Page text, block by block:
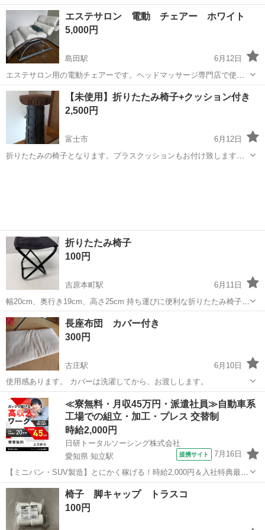
静岡 裾野市 裾野駅 椅子 折りたたみ
エステサロン 電動 チェアー ホワイト
5,000円
島田駅
6月12日
エステサロン用の電動チェアーです。ヘッドマッサージ専門店で使用
していましたが、廃業したためお譲りいたします。特に目立った傷や
汚れ等はありません。 引き取りに来ていただける方、同業者の方を優
先的にお譲りさせていただきます。
静岡 島田市 島田駅 椅子 電動
【未使用】折りたたみ椅子+クッション付き
2,500円
富士市
6月12日
折りたたみの椅子となります。プラスクッションもお付け致します。
折りたたみ椅子
100円
吉原本町駅
6月11日
幅20cm、奥行き19cm、高さ25cm 持ち運びに便利な折りたたみ椅子で
す。 一部サビや汚れがあります。画像をご確認ください。
静岡 富士市 吉原本町駅 椅子
長座布団 カバー付き
300円
古庄駅
6月10日
使用感あります。 カバーは洗濯してから、お渡しします。
静岡 静岡市 古庄駅 椅子
≪寮無料・月収45万円・派遣社員≫自動車系
工場での組立・加工・プレス 交替制
時給2,000円
日研トータルソーシング株式会社
愛知県 知立駅
提携サイト 7月16日
【ミニバン・SUV製造】とにかく稼げる！時給2,000円＆入社特典最大
20万円支給！／寮費無料＆生活備品付き／土日休み／未経験OK＆研修
あり◎ ミニバン・SUV製造 トヨタ車体各工場でのミニバン・SUV新
車製造に関わる諸作...
愛知 刈谷市 知立駅
椅子 脚キャップ トラスコ
100円